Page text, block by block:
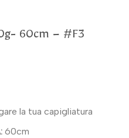
60cm – #F3
la tua capigliatura
60cm